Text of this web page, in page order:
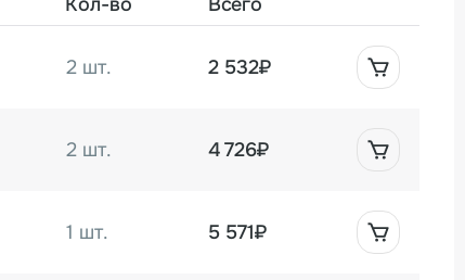
или приобрести машину свяжитесь с
2 шт. 2 532₽
2 шт. 4 726₽
1 шт. 5 571₽